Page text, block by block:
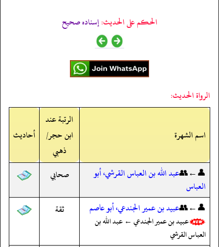
الحكم على الحديث:إسناده صحيح
الرواة الحديث:
اسم الشهرة
الرتبة عند
ابن حجر/
ذهبي
أحاديث
👤←👥عبد الله بن العباس القرشي، أبو
العباس
صحابي
👤←👥عبيد بن عمير الجندعي، أبو عاصم
عبيد بن عمير الجندعي ← عبد الله بن
العباس القرشي
ثقة